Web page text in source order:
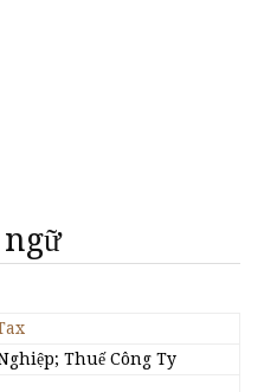
Thuế Công Ty